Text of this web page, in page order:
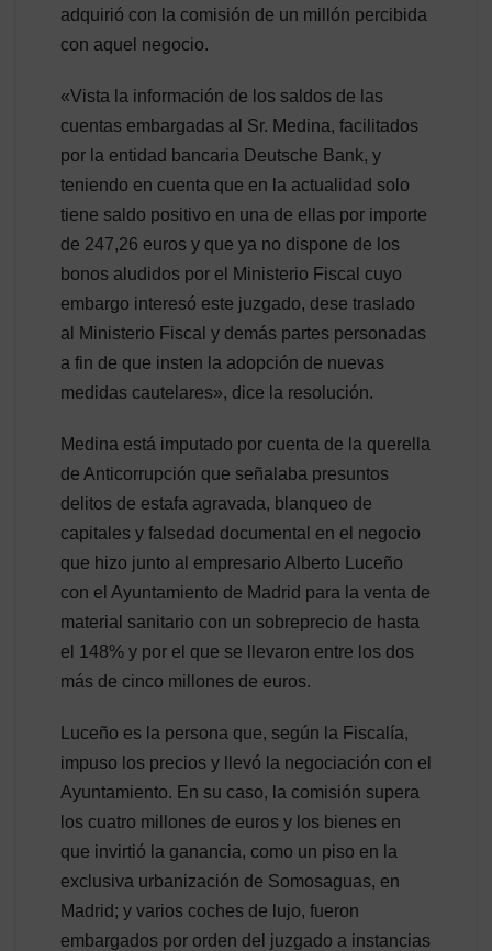
adquirió con la comisión de un millón percibida
con aquel negocio.
«Vista la información de los saldos de las
cuentas embargadas al Sr. Medina, facilitados
por la entidad bancaria Deutsche Bank, y
teniendo en cuenta que en la actualidad solo
tiene saldo positivo en una de ellas por importe
de 247,26 euros y que ya no dispone de los
bonos aludidos por el Ministerio Fiscal cuyo
embargo interesó este juzgado, dese traslado
al Ministerio Fiscal y demás partes personadas
a fin de que insten la adopción de nuevas
medidas cautelares», dice la resolución.
Medina está imputado por cuenta de la querella
de Anticorrupción que señalaba presuntos
delitos de estafa agravada, blanqueo de
capitales y falsedad documental en el negocio
que hizo junto al empresario Alberto Luceño
con el Ayuntamiento de Madrid para la venta de
material sanitario con un sobreprecio de hasta
el 148% y por el que se llevaron entre los dos
más de cinco millones de euros.
Luceño es la persona que, según la Fiscalía,
impuso los precios y llevó la negociación con el
Ayuntamiento. En su caso, la comisión supera
los cuatro millones de euros y los bienes en
que invirtió la ganancia, como un piso en la
exclusiva urbanización de Somosaguas, en
Madrid; y varios coches de lujo, fueron
embargados por orden del juzgado a instancias